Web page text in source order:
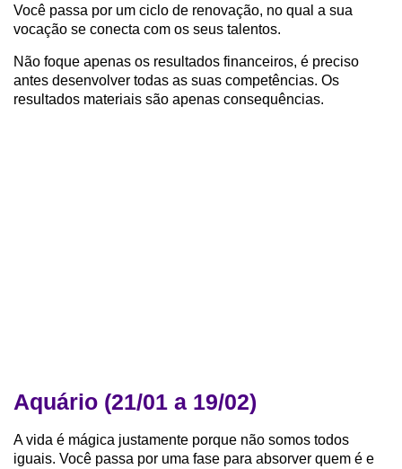
Você passa por um ciclo de renovação, no qual a sua
vocação se conecta com os seus talentos.
Não foque apenas os resultados financeiros, é preciso
antes desenvolver todas as suas competências. Os
resultados materiais são apenas consequências.
Aquário (21/01 a 19/02)
A vida é mágica justamente porque não somos todos
iguais. Você passa por uma fase para absorver quem é e